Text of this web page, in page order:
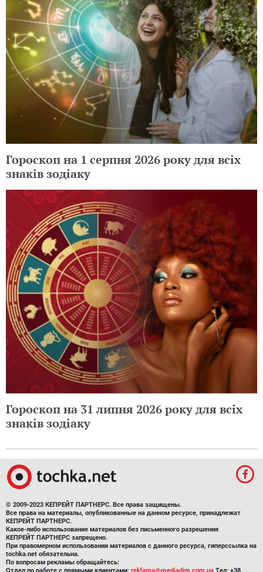
Гороскоп на 1 серпня 2026 року для всіх
знаків зодіаку
Гороскоп на 31 липня 2026 року для всіх
знаків зодіаку
© 2009-2023 КЕПРЕЙТ ПАРТНЕРС. Все права защищены.
Все права на материалы, опубликованные на данном ресурсе, принадлежат
КЕПРЕЙТ ПАРТНЕРС.
Какое-либо использование материалов без письменного разрешения
КЕПРЕЙТ ПАРТНЕРС запрещено.
При правомерном использовании материалов с данного ресурса, гиперссылка на
tochka.net обязательна.
По вопросам рекламы обращайтесь: